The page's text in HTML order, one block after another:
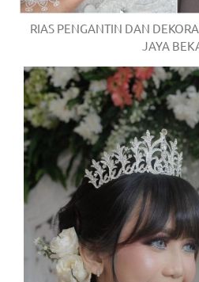
RIAS PENGANTIN DAN
JAYA